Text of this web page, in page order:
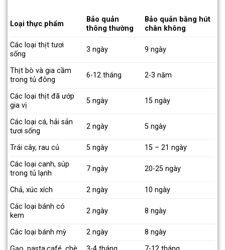
Loại thực phẩm
Bảo quản
thông thường
Bảo quản bằng hút
chân không
Các loại thịt tươi
sống
3 ngày 9 ngày
Thịt bò và gia cầm
trong tủ đông
6-12 tháng 2-3 năm
Các loại thịt đã ướp
gia vị
5 ngày 15 ngày
Các loại cá, hải sản
tươi sống
2 ngày 5 ngày
Trái cây, rau củ 5 ngày
15 – 21 ngày
Các loại canh, súp
trong tủ lạnh
7 ngày 20-25 ngày
Chả, xúc xích 2 ngày
10 ngày
Các loại bánh có
kem
2 ngày 8 ngày
Các loại bánh mỳ 2 ngày
8 ngày